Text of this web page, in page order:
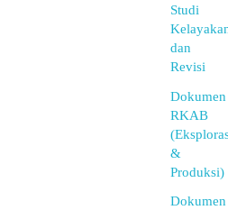
Studi
dan
Revisi
Dokumen
RKAB
&
Produksi)
Dokumen